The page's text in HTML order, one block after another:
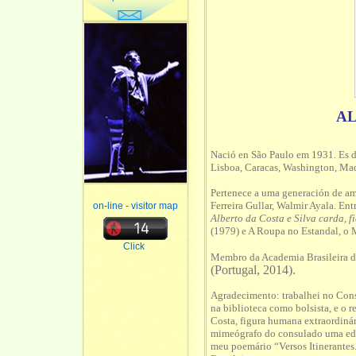
on-line - visitor map
Click
Nació en São Paulo em 1931. Es
Lisboa, Caracas, Washington,
Pertenece a uma generación de
Ferreira Gullar, Walmir Ayala.
Alberto da Costa e Silva carda,
(1979) e A Roupa no Estandal, o
Membro da Academia Brasileira
(Portugal, 2014).
Agradecimento: trabalhei no
na biblioteca como bolsista, e o
Costa, figura humana
mimeógrafo do consulado uma
meu poemário “Versos